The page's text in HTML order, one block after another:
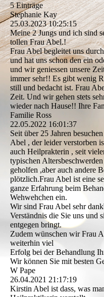
5 Einträge
Stephanie Kay
25.03.2023 10:25:15
Meine 2 Jungs und ich sind
tollen Frau Abel.!
Frau Abel begleitet uns
und hat uns schon den ein
und wir geniessen unsere
immer sehr!! Es gibt wenig
still und bedacht ist. Frau
Zeit. Und wir gehen stets
wieder nach Hause!! Ihre
Familie Ross
22.05.2022 16:01:37
Seit über 25 Jahren
Abel , der leider verstorben
auch Heilprakterin , seit
typischen
geholfen ,aber auch andere
plötzlich.Frau Abel ist eine
ganze Erfahrung beim
Wehwehchen ein.
Wir sind Frau Abel sehr
Verständnis die Sie uns und
entgegen bringt.
Zudem wünschen wir Frau
weiterhin viel
Erfolg bei der Behandlung
Wir können Sie mit besten
W Pape
26.04.2021 21:17:19
Kirstin Abel ist dass, was